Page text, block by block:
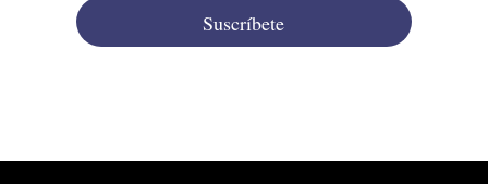
Suscríbete